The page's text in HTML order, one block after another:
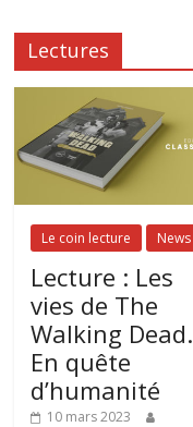
Lectures
Le coin lecture News
Lecture : Les
vies de The
Walking Dead.
En quête
d’humanité
10 mars 2023